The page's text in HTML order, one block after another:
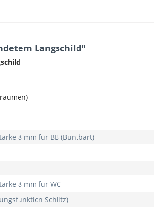
Langschild"
8 mm für BB (Buntbart)
8 mm für WC
Schlitz)